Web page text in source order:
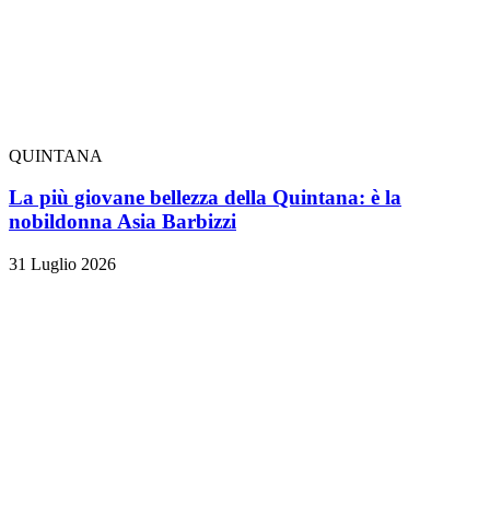
QUINTANA
La più giovane bellezza della Quintana: è la
nobildonna Asia Barbizzi
31 Luglio 2026